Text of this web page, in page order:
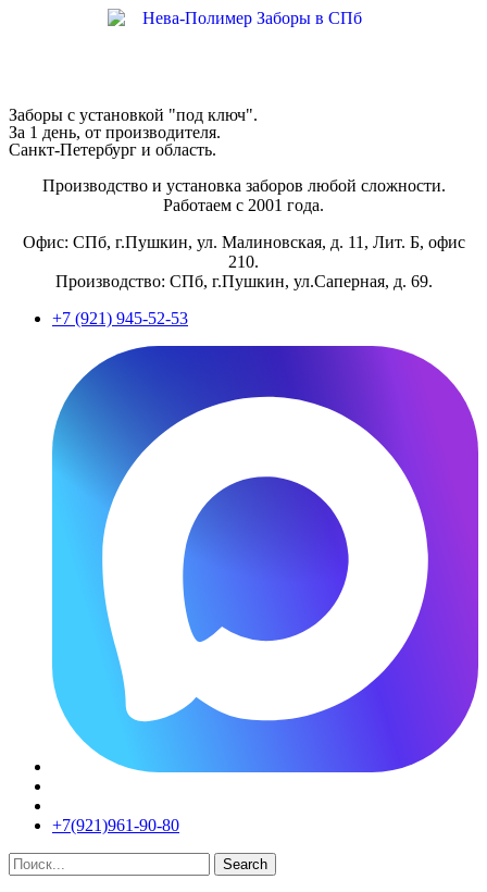
Заборы с установкой "под ключ".
За 1 день, от производителя.
Санкт-Петербург и область.
Производство и установка заборов любой сложности.
Работаем с 2001 года.
Офис: СПб, г.Пушкин, ул. Малиновская, д. 11, Лит. Б, офис
210.
Производство: СПб, г.Пушкин, ул.Саперная, д. 69.
+7 (921) 945-52-53
+7(921)961-90-80​
Search